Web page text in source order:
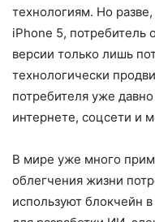
технологиям. Но
iPhone 5, потребитель
версии только лишь
технологически
потребителя уже
интернете, соцсети и
В мире уже много
облегчения жизни
используют блокчейн